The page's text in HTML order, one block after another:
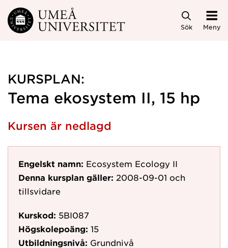
Hoppa direkt till innehållet
Sök Meny
KURSPLAN:
Tema ekosystem II, 15 hp
Kursen är nedlagd
Engelskt namn: Ecosystem Ecology II
Denna kursplan gäller: 2008-09-01 och
tillsvidare
Kurskod: 5BI087
Högskolepoäng: 15
Utbildningsnivå: Grundnivå